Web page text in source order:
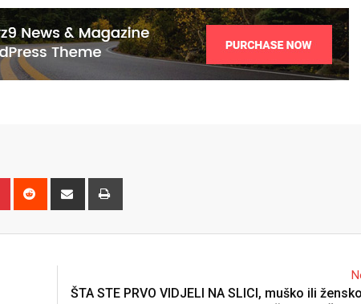
Pinterest Reddit
Share
ŠTA STE PRVO VIDJELI NA SLICI, muško ili